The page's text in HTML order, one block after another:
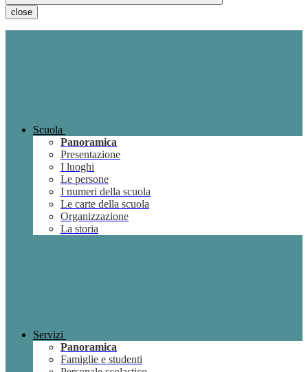
close
Scuola
Panoramica
Presentazione
I luoghi
Le persone
I numeri della scuola
Le carte della scuola
Organizzazione
La storia
Servizi
Panoramica
Famiglie e studenti